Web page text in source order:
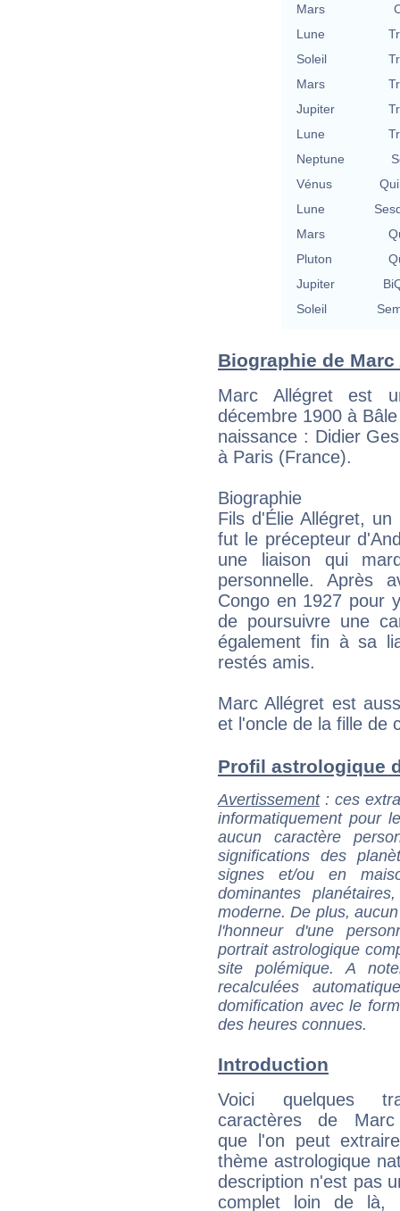
Mars
Lune
Soleil
Mars
Jupiter
Lune
Neptune
Vénus
Lune
Mars
Pluton
Jupiter
Soleil
Biographie de
Marc Allégret est
décembre 1900 à
naissance : Didier
à Paris (France).
Biographie
Fils d'Élie Allégret,
fut le précepteur
une liaison qui
personnelle. Après
Congo en 1927 pour
de poursuivre une
également fin à sa
restés amis.
Marc Allégret est
et l'oncle de la fille de
Profil astrologique
Avertissement: ces
informatiquement pour
aucun caractère
significations des
signes et/ou en
dominantes
moderne. De plus,
l'honneur d'une
portrait astrologique
site polémique. A
recalculées
domification avec le
des heures connues.
Introduction
Voici quelques
caractères de Marc
que l'on peut
thème astrologique
description n'est pas
complet loin de là,